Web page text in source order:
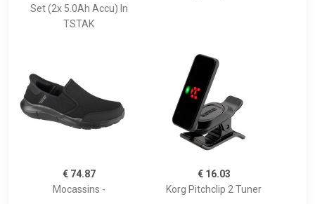
Set (2x 5.0Ah Accu) In
TSTAK
€ 74.87
Mocassins -
€ 16.03
Korg Pitchclip 2 Tuner